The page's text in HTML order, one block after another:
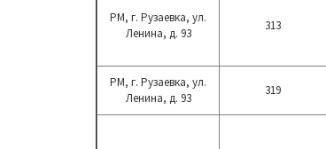
РМ, г. Рузаевка, ул.
Ленина, д. 93
313
РМ, г. Рузаевка, ул.
Ленина, д. 93
319